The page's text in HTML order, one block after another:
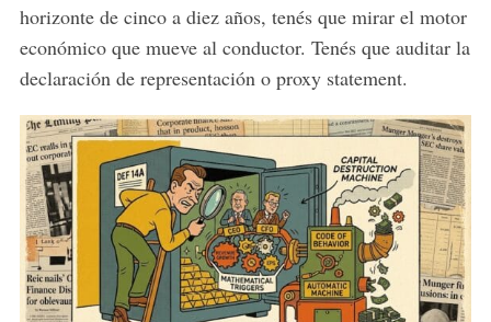
horizonte de cinco a diez años, tenés que mirar el motor
económico que mueve al conductor. Tenés que auditar la
declaración de representación o proxy statement.